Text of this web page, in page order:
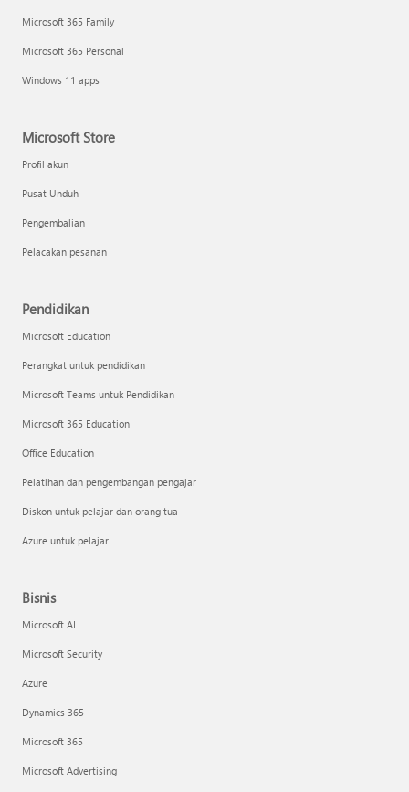
Microsoft 365 Family
Microsoft 365 Personal
Windows 11 apps
Microsoft Store
Profil akun
Pusat Unduh
Pengembalian
Pelacakan pesanan
Pendidikan
Microsoft Education
Perangkat untuk pendidikan
Microsoft Teams untuk Pendidikan
Microsoft 365 Education
Office Education
Pelatihan dan pengembangan pengajar
Diskon untuk pelajar dan orang tua
Azure untuk pelajar
Bisnis
Microsoft AI
Microsoft Security
Azure
Dynamics 365
Microsoft 365
Microsoft Advertising